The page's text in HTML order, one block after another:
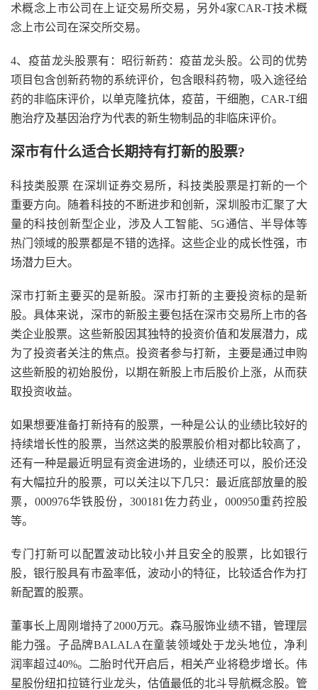
术概念上市公司在上证交易所交易，另外4家CAR-T技术概
念上市公司在深交所交易。
4、疫苗龙头股票有：昭衍新药：疫苗龙头股。公司的优势
项目包含创新药物的系统评价，包含眼科药物，吸入途径给
药的非临床评价，以单克隆抗体，疫苗，干细胞，CAR-T细
胞治疗及基因治疗为代表的新生物制品的非临床评价。
深市有什么适合长期持有打新的股票?
科技类股票 在深圳证券交易所，科技类股票是打新的一个
重要方向。随着科技的不断进步和创新，深圳股市汇聚了大
量的科技创新型企业，涉及人工智能、5G通信、半导体等
热门领域的股票都是不错的选择。这些企业的成长性强，市
场潜力巨大。
深市打新主要买的是新股。深市打新的主要投资标的是新
股。具体来说，深市的新股主要包括在深市交易所上市的各
类企业股票。这些新股因其独特的投资价值和发展潜力，成
为了投资者关注的焦点。投资者参与打新，主要是通过申购
这些新股的初始股份，以期在新股上市后股价上涨，从而获
取投资收益。
如果想要准备打新持有的股票，一种是公认的业绩比较好的
持续增长性的股票，当然这类的股票股价相对都比较高了，
还有一种是最近明显有资金进场的，业绩还可以，股价还没
有大幅拉升的股票，可以关注以下几只：最近底部放量的股
票，000976华铁股份，300181佐力药业，000950重药控股
等。
专门打新可以配置波动比较小并且安全的股票，比如银行
股，银行股具有市盈率低，波动小的特征，比较适合作为打
新配置的股票。
董事长上周刚增持了2000万元。森马服饰业绩不错，管理层
能力强。子品牌BALALA在童装领域处于龙头地位，净利
润率超过40%。二胎时代开启后，相关产业将稳步增长。伟
星股份纽扣拉链行业龙头，估值最低的北斗导航概念股。管